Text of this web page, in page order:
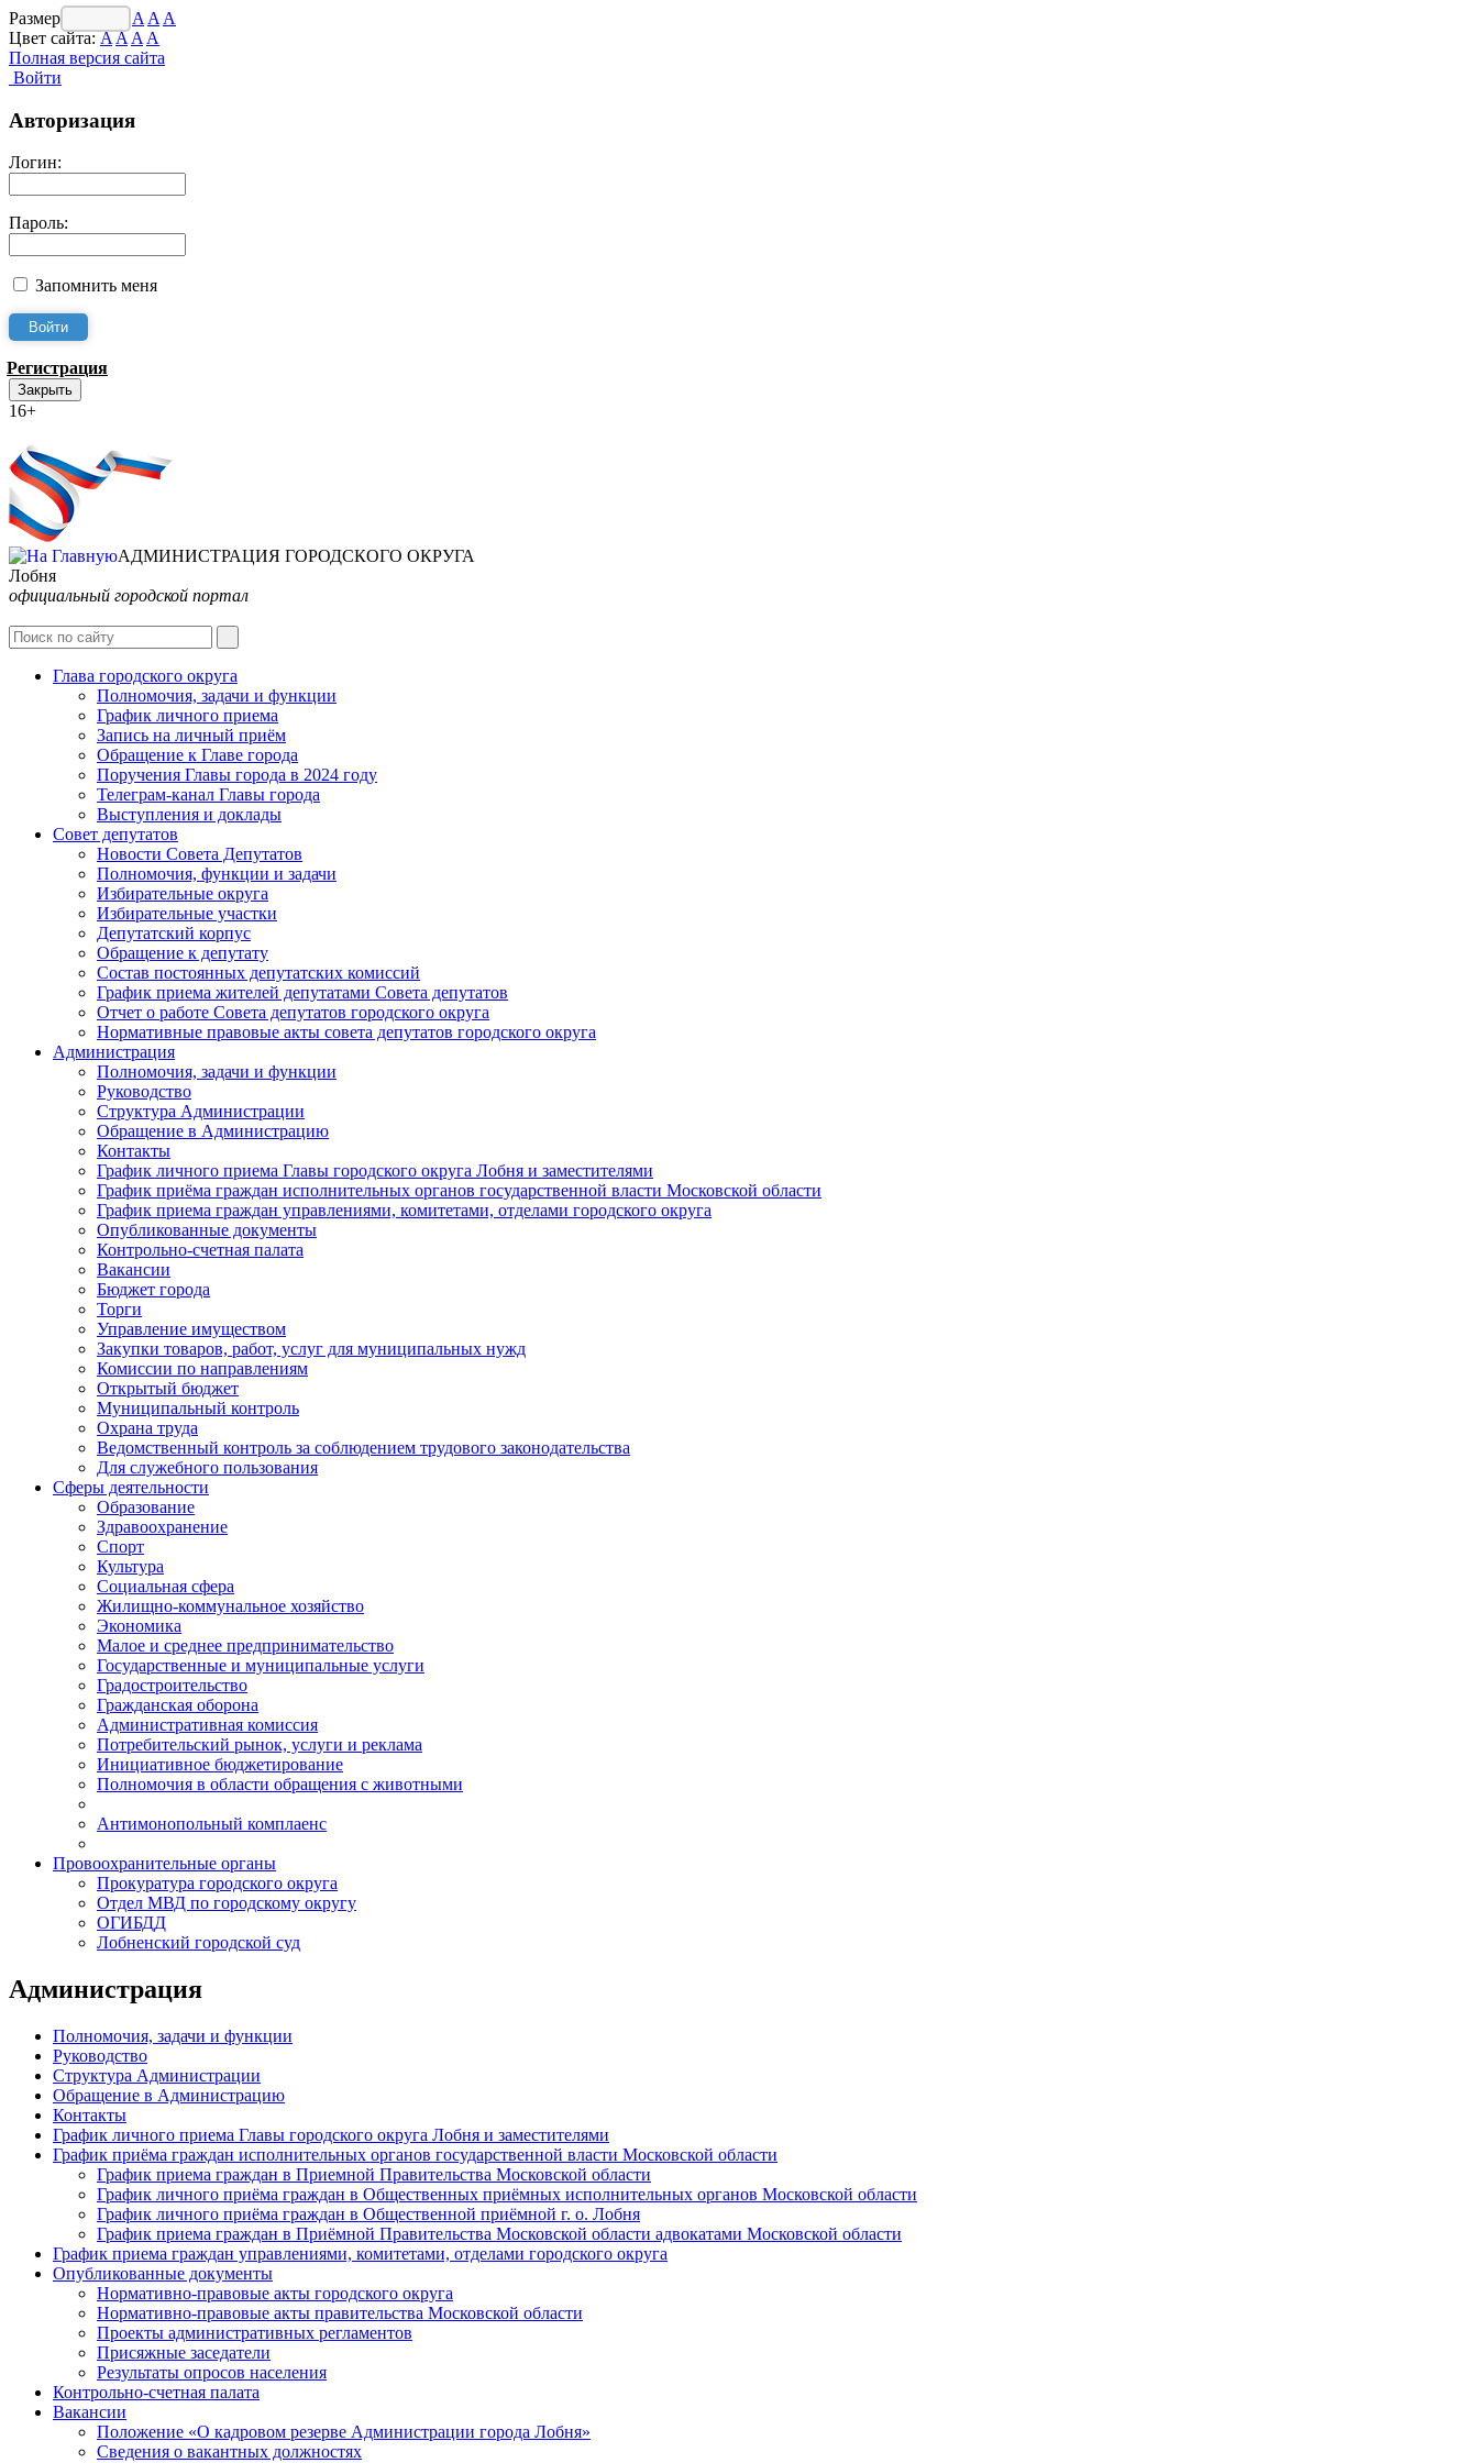
Размер шрифта: A A A
Цвет сайта:AA A A
Полная версия сайта
Войти
Авторизация
Логин:
Пароль:
Запомнить меня
Регистрация
Закрыть
16+
АДМИНИСТРАЦИЯ ГОРОДСКОГО ОКРУГА
Лобня
официальный городской портал
Глава городского округа
Полномочия, задачи и функции
График личного приема
Запись на личный приём
Обращение к Главе города
Поручения Главы города в 2024 году
Телеграм-канал Главы города
Выступления и доклады
Совет депутатов
Новости Совета Депутатов
Полномочия, функции и задачи
Избирательные округа
Избирательные участки
Депутатский корпус
Обращение к депутату
Состав постоянных депутатских комиссий
График приема жителей депутатами Совета депутатов
Отчет о работе Совета депутатов городского округа
Нормативные правовые акты совета депутатов городского округа
Администрация
Полномочия, задачи и функции
Руководство
Структура Администрации
Обращение в Администрацию
Контакты
График личного приема Главы городского округа Лобня и заместителями
График приёма граждан исполнительных органов государственной власти Московской области
График приема граждан управлениями, комитетами, отделами городского округа
Опубликованные документы
Контрольно-счетная палата
Вакансии
Бюджет города
Торги
Управление имуществом
Закупки товаров, работ, услуг для муниципальных нужд
Комиссии по направлениям
Открытый бюджет
Муниципальный контроль
Охрана труда
Ведомственный контроль за соблюдением трудового законодательства
Для служебного пользования
Сферы деятельности
Образование
Здравоохранение
Спорт
Культура
Социальная сфера
Жилищно-коммунальное хозяйство
Экономика
Малое и среднее предпринимательство
Государственные и муниципальные услуги
Градостроительство
Гражданская оборона
Административная комиссия
Потребительский рынок, услуги и реклама
Инициативное бюджетирование
Полномочия в области обращения с животными
Антимонопольный комплаенс
Провоохранительные органы
Прокуратура городского округа
Отдел МВД по городскому округу
ОГИБДД
Лобненский городской суд
Администрация
Полномочия, задачи и функции
Руководство
Структура Администрации
Обращение в Администрацию
Контакты
График личного приема Главы городского округа Лобня и заместителями
График приёма граждан исполнительных органов государственной власти Московской области
График приема граждан в Приемной Правительства Московской области
График личного приёма граждан в Общественных приёмных исполнительных органов Московской области
График личного приёма граждан в Общественной приёмной г. о. Лобня
График приема граждан в Приёмной Правительства Московской области адвокатами Московской области
График приема граждан управлениями, комитетами, отделами городского округа
Опубликованные документы
Нормативно-правовые акты городского округа
Нормативно-правовые акты правительства Московской области
Проекты административных регламентов
Присяжные заседатели
Результаты опросов населения
Контрольно-счетная палата
Вакансии
Положение «О кадровом резерве Администрации города Лобня»
Сведения о вакантных должностях